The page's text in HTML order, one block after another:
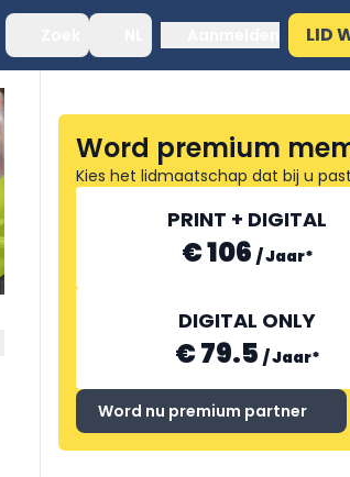
LID
Word premium
Kies het lidmaatschap dat bij u past
PRINT + DIGITAL
€ 106 /Jaar*
DIGITAL ONLY
€ 79.5 /Jaar*
Word nu premium partner